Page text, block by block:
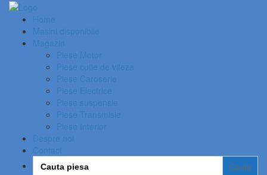
Home
Masini disponibile
Magazin
Piese Motor
Piese cutie de viteza
Piese Caroserie
Piese Electrice
Piese suspensie
Piese Transmisie
Piese Interior
Despre noi
Contact
Search
for: